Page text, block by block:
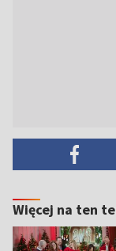
Więcej na ten